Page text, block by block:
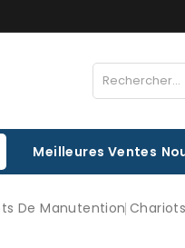
Meilleures Ventes
De Manutention